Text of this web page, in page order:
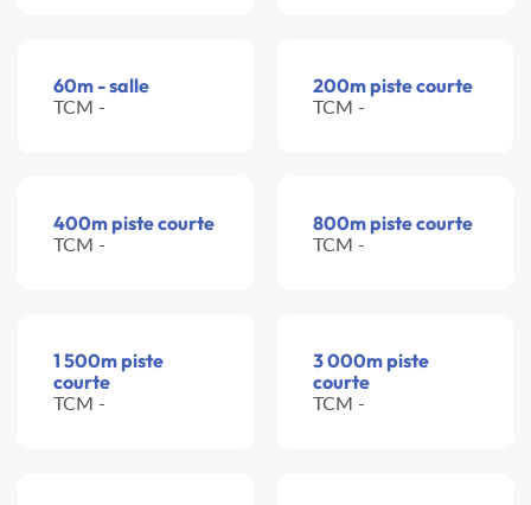
60m - salle
TCM -
200m piste courte
TCM -
400m piste courte
TCM -
800m piste courte
TCM -
1 500m piste
courte
TCM -
3 000m piste
courte
TCM -